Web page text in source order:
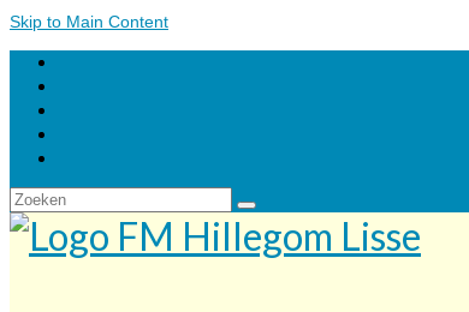
Skip to Main Content
Zoeken
naar: